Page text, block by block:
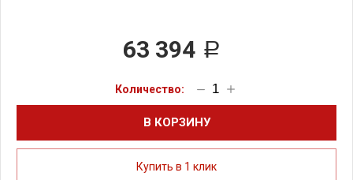
63 394 Р
В КОРЗИНУ
Купить в 1 клик